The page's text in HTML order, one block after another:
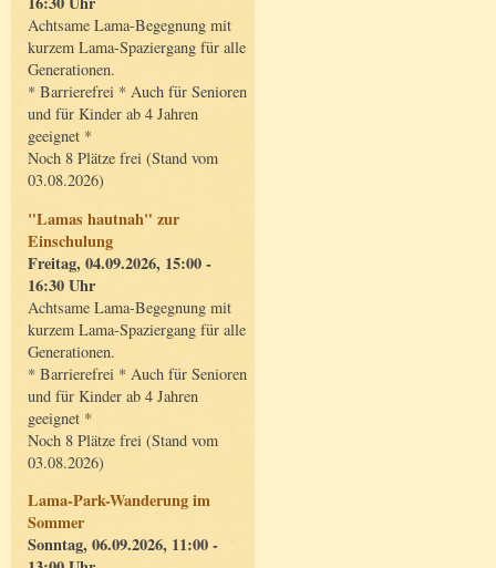
Achtsame Lama-Begegnung mit
kurzem Lama-Spaziergang für alle
Generationen.
* Barrierefrei * Auch für Senioren
und für Kinder ab 4 Jahren
geeignet *
Noch 8 Plätze frei (Stand vom
03.08.2026)
"Lamas hautnah" zur
Einschulung
Freitag, 04.09.2026, 15:00 -
16:30 Uhr
Achtsame Lama-Begegnung mit
kurzem Lama-Spaziergang für alle
Generationen.
* Barrierefrei * Auch für Senioren
und für Kinder ab 4 Jahren
geeignet *
Noch 8 Plätze frei (Stand vom
03.08.2026)
Lama-Park-Wanderung im
Sommer
Sonntag, 06.09.2026, 11:00 -